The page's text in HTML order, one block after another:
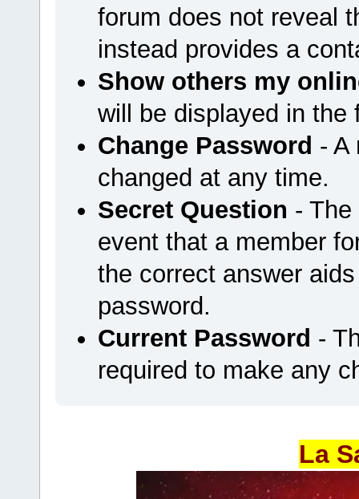
forum does not reveal
instead provides a
Show others my
will be displayed in
Change Password - A
changed at any time.
Secret Question -
event that a member
the correct answer
password.
Current Password -
required to make any
La